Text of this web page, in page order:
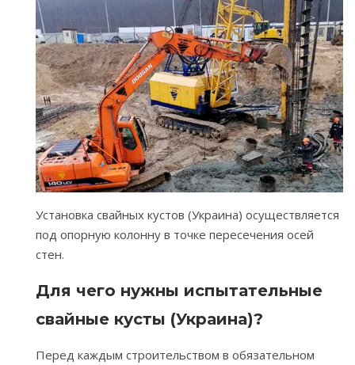
Установка свайных кустов (Украина) осуществляется
под опорную колонну в точке пересечения осей
стен.
Для чего нужны испытательные
свайные кусты (Украина)?
Перед каждым строительством в обязательном